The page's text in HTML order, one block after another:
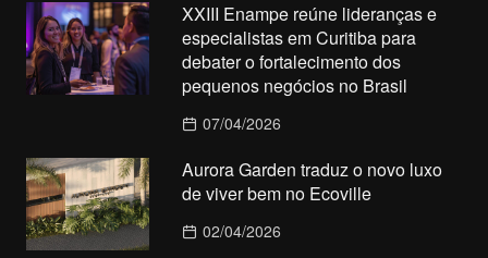
XXIII Enampe reúne lideranças e
especialistas em Curitiba para
debater o fortalecimento dos
pequenos negócios no Brasil
07/04/2026
Aurora Garden traduz o novo luxo
de viver bem no Ecoville
02/04/2026